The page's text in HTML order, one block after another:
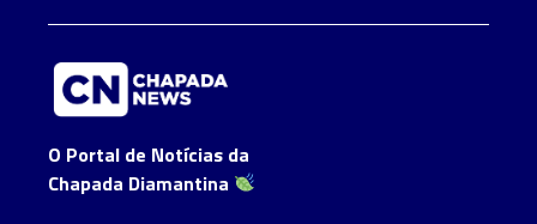
O Portal de Notícias da
Chapada Diamantina